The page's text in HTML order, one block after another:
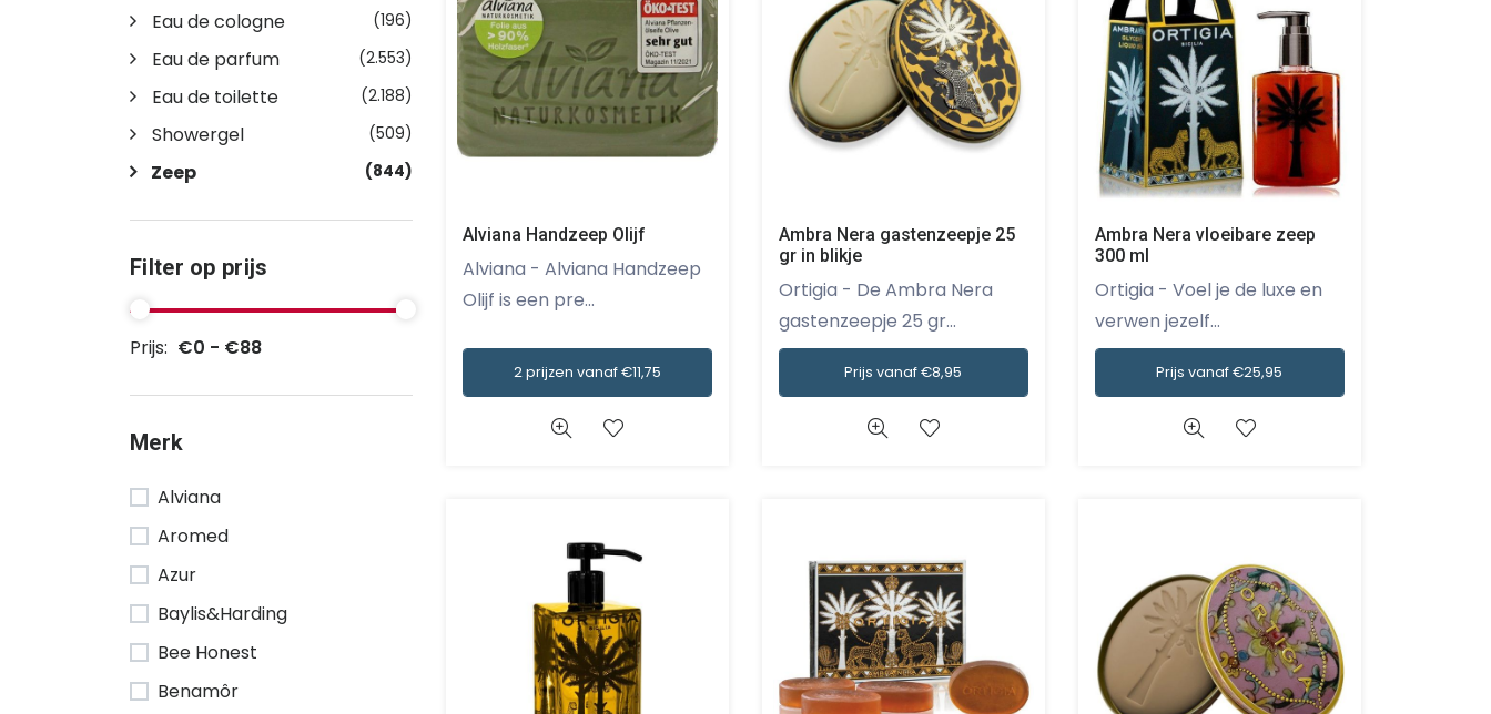
Alviana Handzeep Olijf
Alviana - Alviana Handzeep
Olijf is een pre...
2 prijzen vanaf €11,75
Ambra Nera gastenzeepje 25
gr in blikje
Ortigia - De Ambra Nera
gastenzeepje 25 gr...
Prijs vanaf €8,95
Ambra Nera vloeibare zeep
300 ml
Ortigia - Voel je de luxe en
verwen jezelf...
Prijs vanaf €25,95
Eau de cologne (196)
Eau de parfum (2.553)
Eau de toilette (2.188)
Showergel (509)
Zeep (844)
Filter op prijs
Prijs: €0 - €88
Merk
Alviana
Aromed
Azur
Baylis&Harding
Bee Honest
Benamôr